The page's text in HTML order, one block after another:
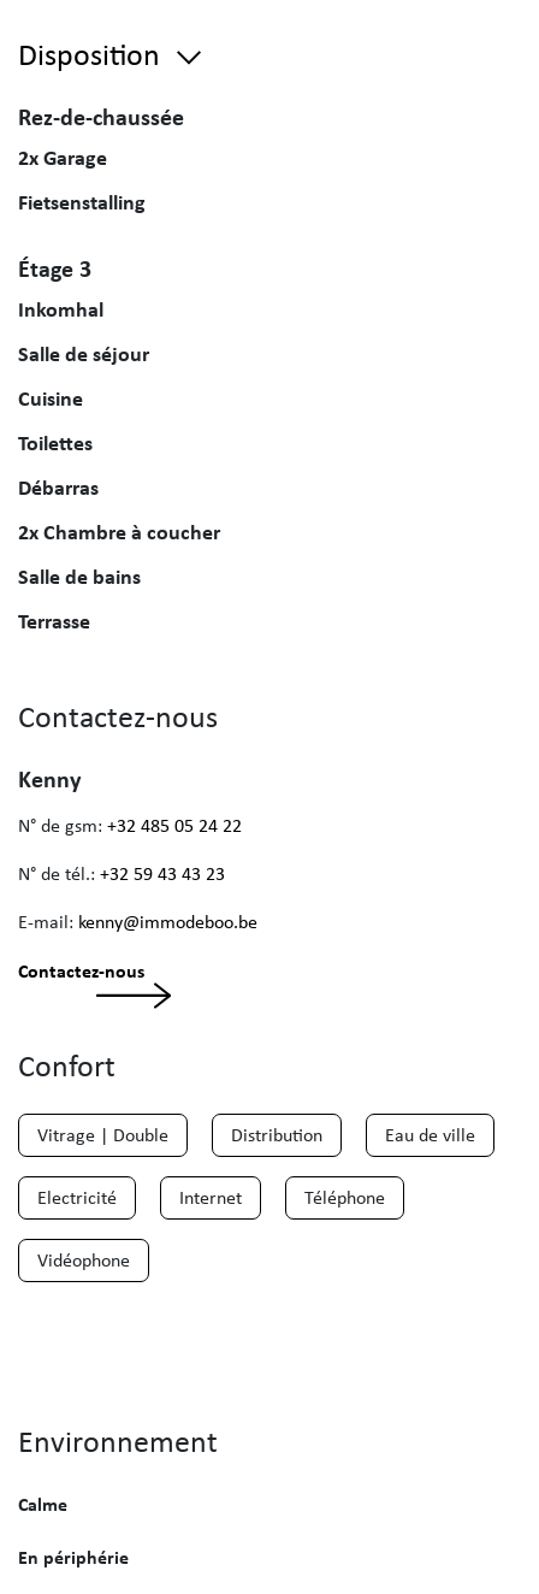
Disposition
Rez-de-chaussée
2x Garage
Fietsenstalling
Étage 3
Inkomhal
Salle de séjour
Cuisine
Toilettes
Débarras
2x Chambre à coucher
Salle de bains
Terrasse
Contactez-nous
Kenny
N° de gsm: +32 485 05 24 22
N° de tél.: +32 59 43 43 23
E-mail: kenny@immodeboo.be
Contactez-nous
Confort
Vitrage | Double Distribution Eau de ville
Electricité Internet Téléphone
Vidéophone
Environnement
Calme
En périphérie